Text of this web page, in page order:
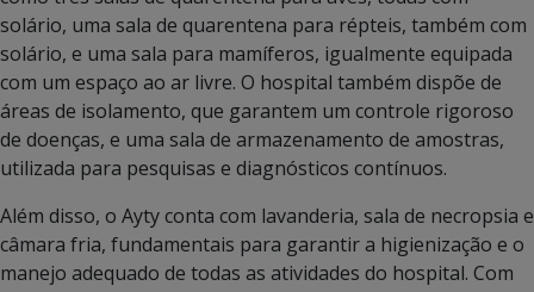
solário, uma sala de quarentena para répteis, também com
solário, e uma sala para mamíferos, igualmente equipada
com um espaço ao ar livre. O hospital também dispõe de
áreas de isolamento, que garantem um controle rigoroso
de doenças, e uma sala de armazenamento de amostras,
utilizada para pesquisas e diagnósticos contínuos.
Além disso, o Ayty conta com lavanderia, sala de necropsia e
câmara fria, fundamentais para garantir a higienização e o
manejo adequado de todas as atividades do hospital. Com